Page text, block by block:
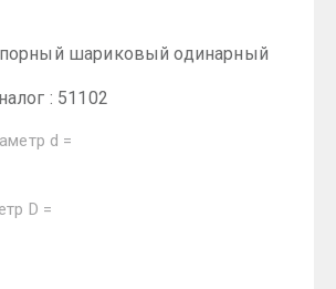
шариковый одинарный
: 51102
d =
D =